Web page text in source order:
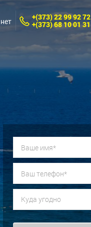
+(373) 22 99 92 72
+(373) 68 10 01 31
Куда угодно